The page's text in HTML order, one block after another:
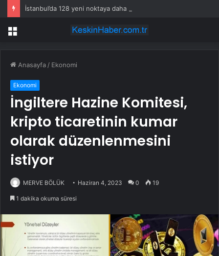
İstanbul’da 128 yeni noktaya daha EDS geliyor
Menü
Anasayfa / Ekonomi
Ekonomi
İngiltere Hazine Komitesi,
kripto ticaretinin kumar
olarak düzenlenmesini
istiyor
MERVE BÖLÜK Haziran 4, 2023 0 19
1 dakika okuma süresi